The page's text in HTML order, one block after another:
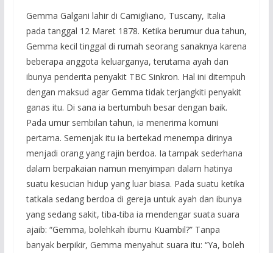
Gemma Galgani lahir di Camigliano, Tuscany, Italia
pada tanggal 12 Maret 1878. Ketika berumur dua tahun,
Gemma kecil tinggal di rumah seorang sanaknya karena
beberapa anggota keluarganya, terutama ayah dan
ibunya penderita penyakit TBC Sinkron. Hal ini ditempuh
dengan maksud agar Gemma tidak terjangkiti penyakit
ganas itu. Di sana ia bertumbuh besar dengan baik.
Pada umur sembilan tahun, ia menerima komuni
pertama. Semenjak itu ia bertekad menempa dirinya
menjadi orang yang rajin berdoa. Ia tampak sederhana
dalam berpakaian namun menyimpan dalam hatinya
suatu kesucian hidup yang luar biasa. Pada suatu ketika
tatkala sedang berdoa di gereja untuk ayah dan ibunya
yang sedang sakit, tiba-tiba ia mendengar suata suara
ajaib: “Gemma, bolehkah ibumu Kuambil?” Tanpa
banyak berpikir, Gemma menyahut suara itu: “Ya, boleh